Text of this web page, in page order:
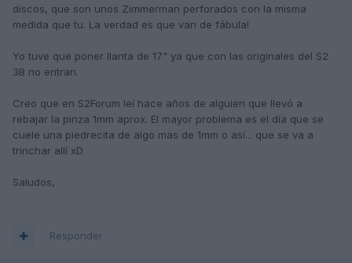
discos, que son unos Zimmerman perforados con la misma
medida que tu. La verdad es que van de fábula!
Yo tuve que poner llanta de 17" ya que con las originales del S2
3B no entran.
Creo que en S2Forum leí hace años de alguien que llevó a
rebajar la pinza 1mm aprox. El mayor problema es el día que se
cuele una piedrecita de algo mas de 1mm o así... que se va a
trinchar allí xD
Saludos,
Responder